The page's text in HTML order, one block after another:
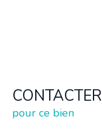
CONTACTER
pour ce bien